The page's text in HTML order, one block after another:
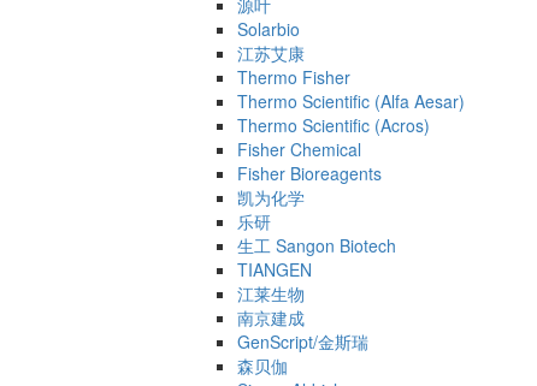
源叶
Solarbio
江苏艾康
Thermo Fisher
Thermo Scientific (Alfa Aesar)
Thermo Scientific (Acros)
Fisher Chemical
Fisher Bioreagents
凯为化学
乐研
生工 Sangon Biotech
TIANGEN
江莱生物
南京建成
GenScript/金斯瑞
森贝伽